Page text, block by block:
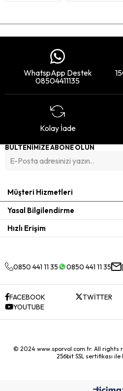
WhatspApp Destek
08504411135
Kolay İade
BÜLTENİMİZE ABONE OLUN
Müşteri Hizmetleri
Yasal Bilgilendirme
Hızlı Erişim
0850 441 11 35 0850 441 11 35
FACEBOOK TWİTTER
YOUTUBE
© 2024 www.sporvol.com.tr. All rights
256bit SSL sertifikası ile